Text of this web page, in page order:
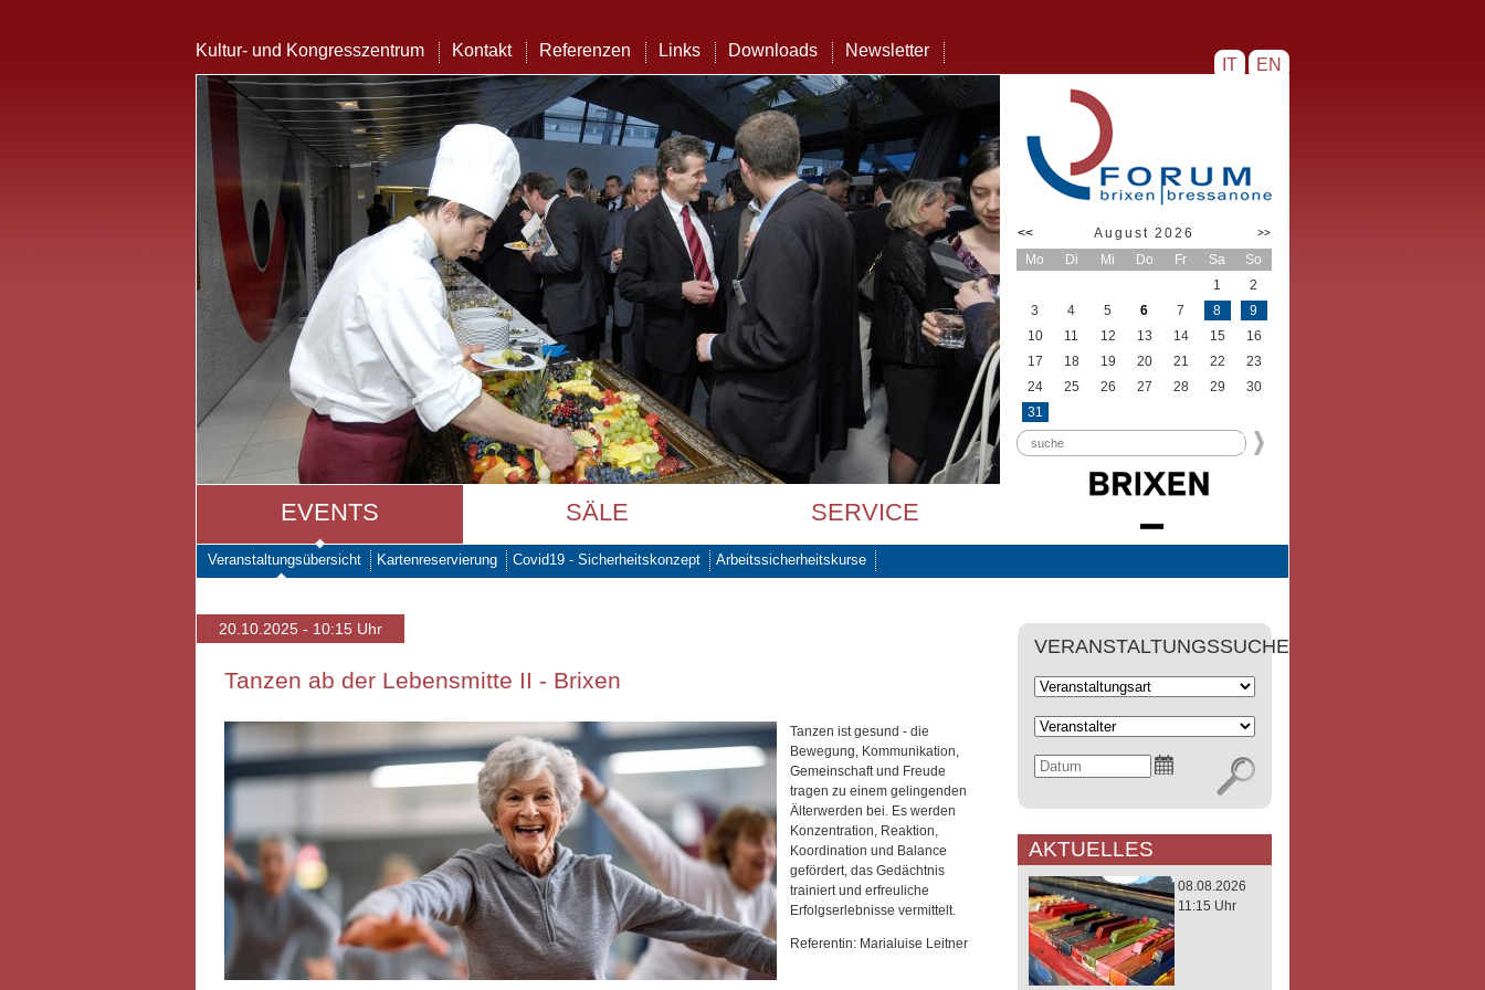
IT EN
Kultur- und Kongresszentrum Kontakt Referenzen Links Downloads Newsletter
EVENTS SÄLE SERVICE
<< August 2026 >>
Mo Di Mi Do Fr Sa
So
1
2
3
4 5 6 7 8
9
10
11 12 13 14 15
16
17
18 19 20 21 22
23
24
25 26 27 28 29
30
31
Veranstaltungsübersicht Kartenreservierung Covid19 - Sicherheitskonzept Arbeitssicherheitskurse
20.10.2025 - 10:15 Uhr
Tanzen ab der Lebensmitte II - Brixen
Tanzen ist gesund - die
Bewegung, Kommunikation,
Gemeinschaft und Freude
tragen zu einem gelingenden
Älterwerden bei. Es werden
Konzentration, Reaktion,
Koordination und Balance
gefördert, das Gedächtnis
trainiert und erfreuliche
Erfolgserlebnisse vermittelt.
Referentin: Marialuise Leitner
VERANSTALTUNGSSUCHE
AKTUELLES
08.08.2026
11:15 Uhr